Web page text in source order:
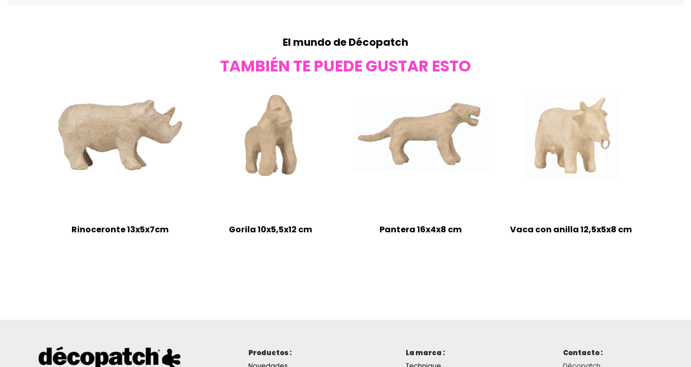
El mundo de Décopatch
TAMBIÉN TE PUEDE GUSTAR ESTO
Rinoceronte 13x5x7cm Gorila 10x5,5x12 cm Pantera 16x4x8 cm Vaca con anilla 12,5x5x8 cm
Productos :
La marca :
Contacto :